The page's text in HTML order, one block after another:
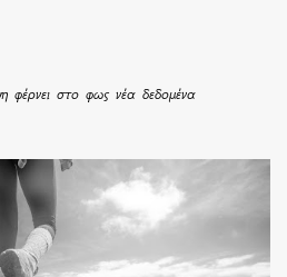
φέρνει στο φως νέα δεδομένα